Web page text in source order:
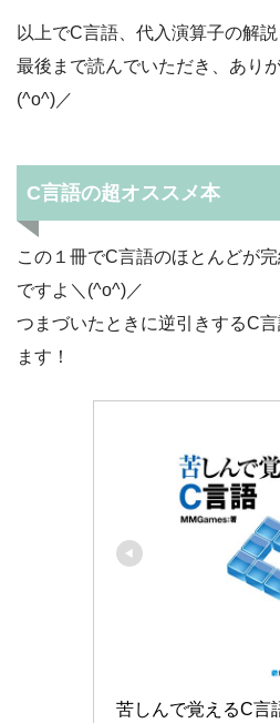
以上でC言語、代入演算子の解説
最後まで読んでいただき、あり
(^o^)／
C言語の超オススメ本
この１冊でC言語のほとんどが
ですよ＼(^o^)／
つまづいたときに逆引きするC
ます！
苦しんで覚えるC言